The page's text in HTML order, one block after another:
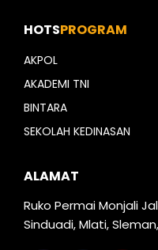
HOTSPROGRAM
AKPOL
AKADEMI TNI
BINTARA
SEKOLAH KEDINASAN
ALAMAT
Ruko Permai Monjali
Sinduadi, Mlati,